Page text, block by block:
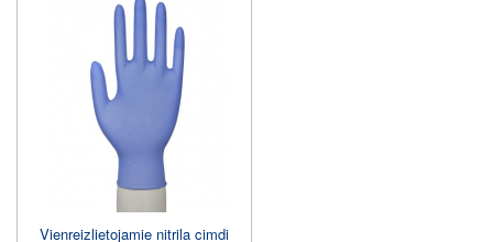
Vienreizlietojamie nitrila cimdi